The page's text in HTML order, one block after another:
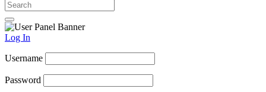
Log In
Username
Password